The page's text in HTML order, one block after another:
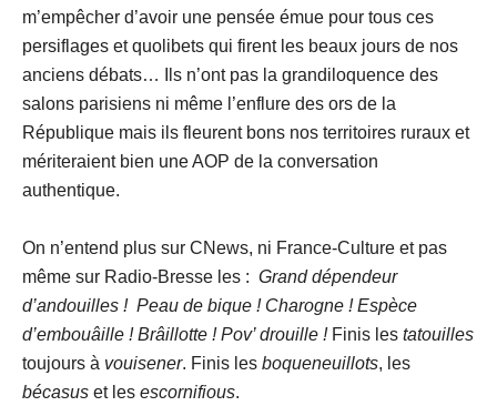
m’empêcher d’avoir une pensée émue pour tous ces
persiflages et quolibets qui firent les beaux jours de nos
anciens débats… Ils n’ont pas la grandiloquence des
salons parisiens ni même l’enflure des ors de la
République mais ils fleurent bons nos territoires ruraux et
mériteraient bien une AOP de la conversation
authentique.
On n’entend plus sur CNews, ni France-Culture et pas
même sur Radio-Bresse les : Grand dépendeur
d’andouilles ! Peau de bique ! Charogne ! Espèce
d’embouâille ! Brâillotte ! Pov’ drouille !Finis les tatouilles
toujours à vouisener. Finis les boqueneuillots, les
bécasus et les escornifious.